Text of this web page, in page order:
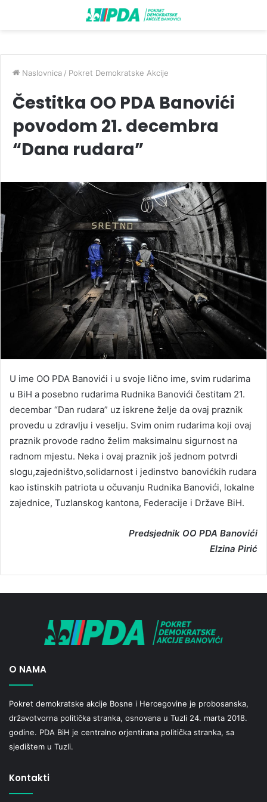
Naslovnica / Pokret Demokratske Akcije
Čestitka OO PDA Banovići
povodom 21. decembra
“Dana rudara”
U ime OO PDA Banovići i u svoje lično ime, svim rudarima
u BiH a posebno rudarima Rudnika Banovići čestitam 21.
decembar “Dan rudara” uz iskrene želje da ovaj praznik
provedu u zdravlju i veselju. Svim onim rudarima koji ovaj
praznik provode radno želim maksimalnu sigurnost na
radnom mjestu. Neka i ovaj praznik još jednom potvrdi
slogu,zajedništvo,solidarnost i jedinstvo banovićkih rudara
kao istinskih patriota u očuvanju Rudnika Banovići, lokalne
zajednice, Tuzlanskog kantona, Federacije i Države BiH.
Predsjednik OO PDA Banovići
Elzina Pirić
O NAMA
Pokret demokratske akcije Bosne i Hercegovine je probosanska,
državotvorna politička stranka, osnovana u Tuzli 24. marta 2018.
godine. PDA BiH je centralno orjentirana politička stranka, sa
sjedištem u Tuzli.
Kontakti